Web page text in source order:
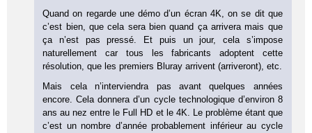
Quand on regarde une démo d’un écran 4K, on se dit que
c’est bien, que cela sera bien quand ça arrivera mais que
ça n’est pas pressé. Et puis un jour, cela s’impose
naturellement car tous les fabricants adoptent cette
résolution, que les premiers Bluray arrivent (arriveront), etc.
Mais cela n’interviendra pas avant quelques années
encore. Cela donnera d’un cycle technologique d’environ 8
ans au nez entre le Full HD et le 4K. Le problème étant que
c’est un nombre d’année probablement inférieur au cycle